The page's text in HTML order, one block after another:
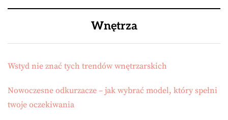
Wnętrza
Wstyd nie znać tych trendów wnętrzarskich
Nowoczesne odkurzacze – jak wybrać model, który spełni
twoje oczekiwania